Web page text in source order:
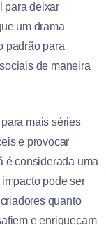
para deixar
um drama
padrão para
de maneira
mais séries
e provocar
é considerada uma
impacto pode ser
quanto
e enriqueçam